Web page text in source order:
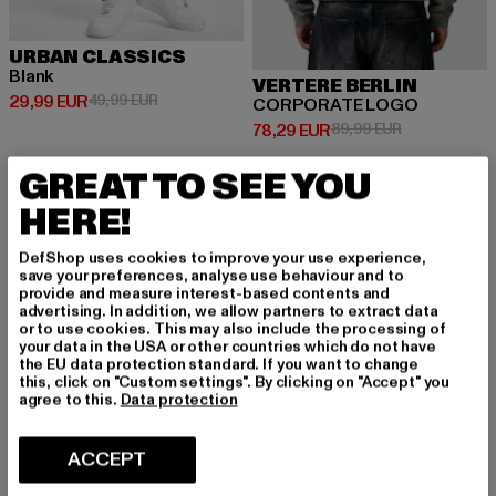
URBAN CLASSICS
Blank
29,99 EUR
Prix courant: 29,99 EUR
49,99 EURPrix en promotion: 49,99 EUR
VERTERE BERLIN
CORPORATE LOGO
78,29 EUR
Prix courant: 78,29 EUR
89,99 EURPrix en
NOUVEAU -39%
GREAT TO SEE YOU
HERE!
DefShop uses cookies to improve your use experience,
save your preferences, analyse use behaviour and to
provide and measure interest-based contents and
advertising. In addition, we allow partners to extract data
or to use cookies. This may also include the processing of
your data in the USA or other countries which do not have
the EU data protection standard. If you want to change
this, click on "Custom settings". By clicking on "Accept" you
agree to this. Data protection
ACCEPT